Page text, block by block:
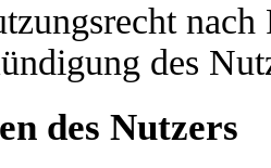
des
des Nutzers